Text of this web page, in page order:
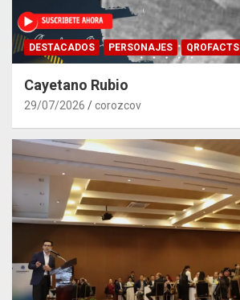
DESTACADOS PERSONAJES QROFACTS
Cayetano Rubio
29/07/2026 corozcov